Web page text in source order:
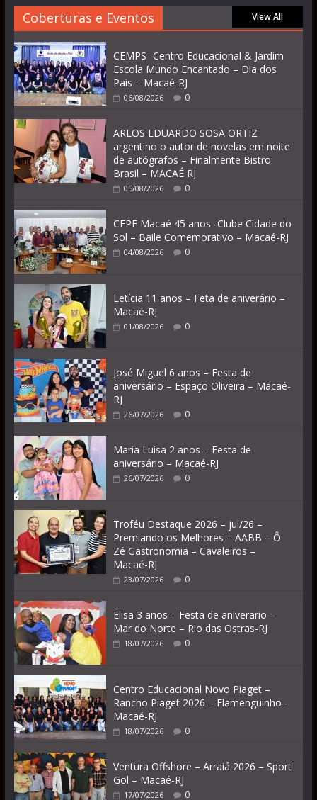
Coberturas e Eventos View All
CEMPS- Centro Educacional & Jardim
Escola Mundo Encantado – Dia dos
Pais – Macaé-RJ
06/08/2026 0
ARLOS EDUARDO SOSA ORTIZ
argentino o autor de novelas em noite
de autógrafos – Finalmente Bistro
Brasil – MACAÉ RJ
05/08/2026 0
CEPE Macaé 45 anos -Clube Cidade do
Sol – Baile Comemorativo – Macaé-RJ
04/08/2026 0
Letícia 11 anos – Feta de aniverário –
Macaé-RJ
01/08/2026 0
José Miguel 6 anos – Festa de
aniversário – Espaço Oliveira – Macaé-
RJ
26/07/2026 0
Maria Luisa 2 anos – Festa de
aniversário – Macaé-RJ
26/07/2026 0
Troféu Destaque 2026 – jul/26 –
Premiando os Melhores – AABB – Ô
Zé Gastronomia – Cavaleiros –
Macaé-RJ
23/07/2026 0
Elisa 3 anos – Festa de aniverario –
Mar do Norte – Rio das Ostras-RJ
18/07/2026 0
Centro Educacional Novo Piaget –
Rancho Piaget 2026 – Flamenguinho–
Macaé-RJ
18/07/2026 0
Ventura Offshore – Arraiá 2026 – Sport
Gol – Macaé-RJ
17/07/2026 0